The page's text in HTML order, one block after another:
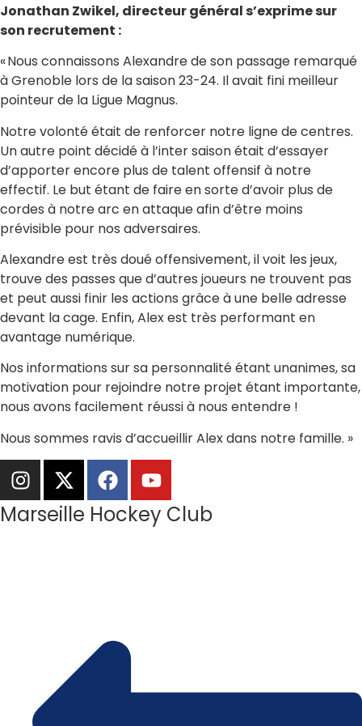
Jonathan Zwikel, directeur général s’exprime sur
son recrutement :
« Nous connaissons Alexandre de son passage remarqué
à Grenoble lors de la saison 23-24. Il avait fini meilleur
pointeur de la Ligue Magnus.
Notre volonté était de renforcer notre ligne de centres.
Un autre point décidé à l’inter saison était d’essayer
d’apporter encore plus de talent offensif à notre
effectif. Le but étant de faire en sorte d’avoir plus de
cordes à notre arc en attaque afin d’être moins
prévisible pour nos adversaires.
Alexandre est très doué offensivement, il voit les jeux,
trouve des passes que d’autres joueurs ne trouvent pas
et peut aussi finir les actions grâce à une belle adresse
devant la cage. Enfin, Alex est très performant en
avantage numérique.
Nos informations sur sa personnalité étant unanimes, sa
motivation pour rejoindre notre projet étant importante,
nous avons facilement réussi à nous entendre !
Nous sommes ravis d’accueillir Alex dans notre famille. »
Marseille Hockey Club